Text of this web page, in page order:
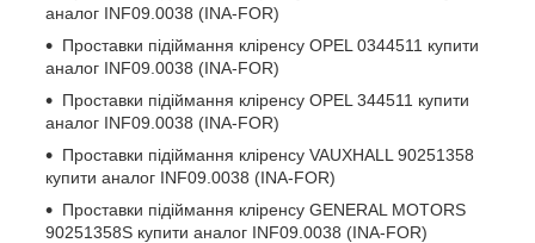
аналог INF09.0038 (INA-FOR)
Проставки підіймання кліренсу OPEL 0344511 купити
аналог INF09.0038 (INA-FOR)
Проставки підіймання кліренсу OPEL 344511 купити
аналог INF09.0038 (INA-FOR)
Проставки підіймання кліренсу VAUXHALL 90251358
купити аналог INF09.0038 (INA-FOR)
Проставки підіймання кліренсу GENERAL MOTORS
90251358S купити аналог INF09.0038 (INA-FOR)